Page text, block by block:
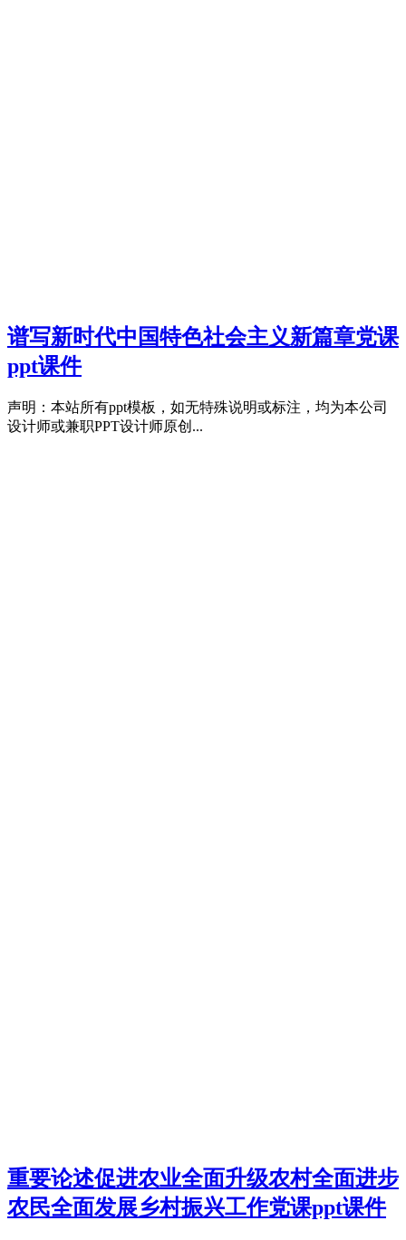
谱写新时代中国特色社会主义新篇章党课
ppt课件
声明：本站所有ppt模板，如无特殊说明或标注，均为本公司
设计师或兼职PPT设计师原创...
重要论述促进农业全面升级农村全面进步
农民全面发展乡村振兴工作党课ppt课件